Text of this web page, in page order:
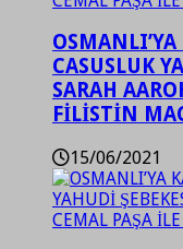
CASUSLUK
SARAH
FİLİSTİN
15/06/2021